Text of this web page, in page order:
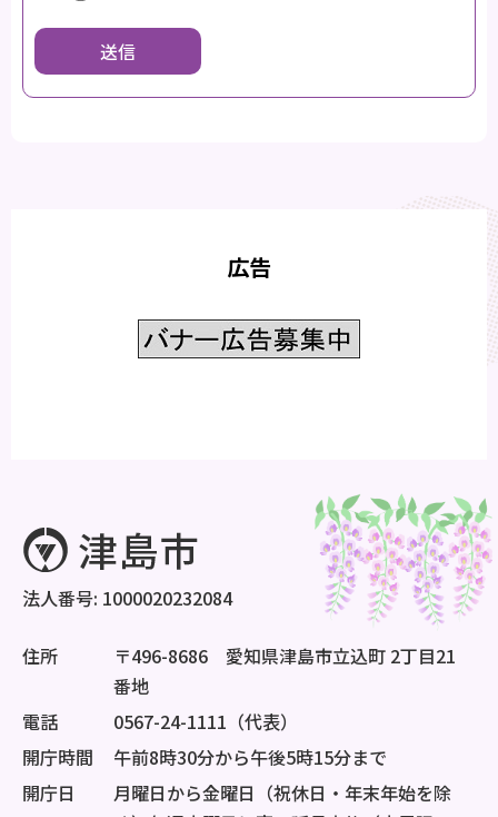
広告
法人番号: 1000020232084
住所
〒496-8686 愛知県津島市立込町 2丁目21
番地
電話
0567-24-1111（代表）
開庁時間
午前8時30分から午後5時15分まで
開庁日
月曜日から金曜日（祝休日・年末年始を除